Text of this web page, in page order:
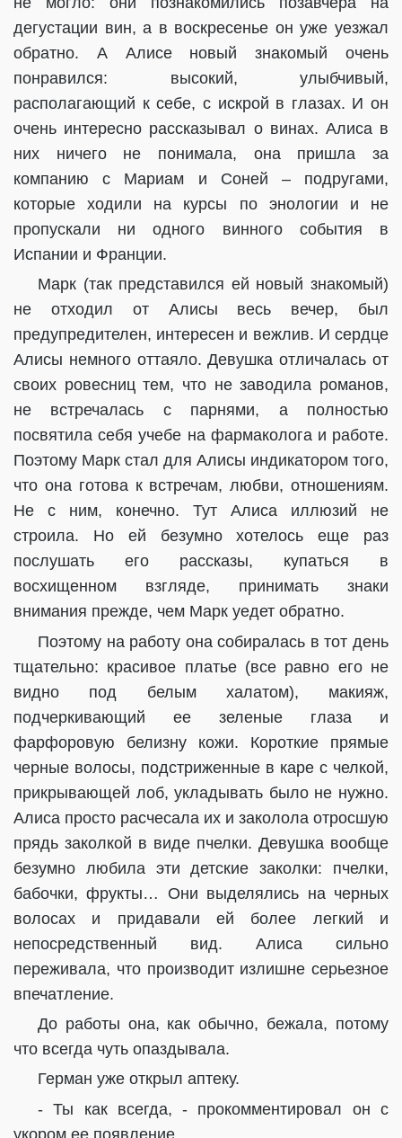
дегустации вин, а в воскресенье он уже уезжал
обратно. А Алисе новый знакомый очень
понравился: высокий, улыбчивый,
располагающий к себе, с искрой в глазах. И он
очень интересно рассказывал о винах. Алиса в
них ничего не понимала, она пришла за
компанию с Мариам и Соней – подругами,
которые ходили на курсы по энологии и не
пропускали ни одного винного события в
Испании и Франции.
Марк (так представился ей новый знакомый)
не отходил от Алисы весь вечер, был
предупредителен, интересен и вежлив. И сердце
Алисы немного оттаяло. Девушка отличалась от
своих ровесниц тем, что не заводила романов,
не встречалась с парнями, а полностью
посвятила себя учебе на фармаколога и работе.
Поэтому Марк стал для Алисы индикатором того,
что она готова к встречам, любви, отношениям.
Не с ним, конечно. Тут Алиса иллюзий не
строила. Но ей безумно хотелось еще раз
послушать его рассказы, купаться в
восхищенном взгляде, принимать знаки
внимания прежде, чем Марк уедет обратно.
Поэтому на работу она собиралась в тот день
тщательно: красивое платье (все равно его не
видно под белым халатом), макияж,
подчеркивающий ее зеленые глаза и
фарфоровую белизну кожи. Короткие прямые
черные волосы, подстриженные в каре с челкой,
прикрывающей лоб, укладывать было не нужно.
Алиса просто расчесала их и заколола отросшую
прядь заколкой в виде пчелки. Девушка вообще
безумно любила эти детские заколки: пчелки,
бабочки, фрукты… Они выделялись на черных
волосах и придавали ей более легкий и
непосредственный вид. Алиса сильно
переживала, что производит излишне серьезное
впечатление.
До работы она, как обычно, бежала, потому
что всегда чуть опаздывала.
Герман уже открыл аптеку.
- Ты как всегда, - прокомментировал он с
укором ее появление.